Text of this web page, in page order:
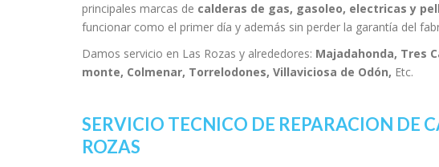
principales marcas de calderas de gas, gasoleo, electricas y
funcionar como el primer día y además sin perder la garantía del
Damos servicio en Las Rozas y alrededores: Majadahonda, Tres
monte, Colmenar, Torrelodones, Villaviciosa de Odón, Etc.
SERVICIO TECNICO DE REPARACION DE
ROZAS